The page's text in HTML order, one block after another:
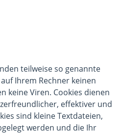
teilweise so genannte
Ihrem Rechner keinen
keine Viren. Cookies dienen
effektiver und
sind kleine Textdateien,
werden und die Ihr